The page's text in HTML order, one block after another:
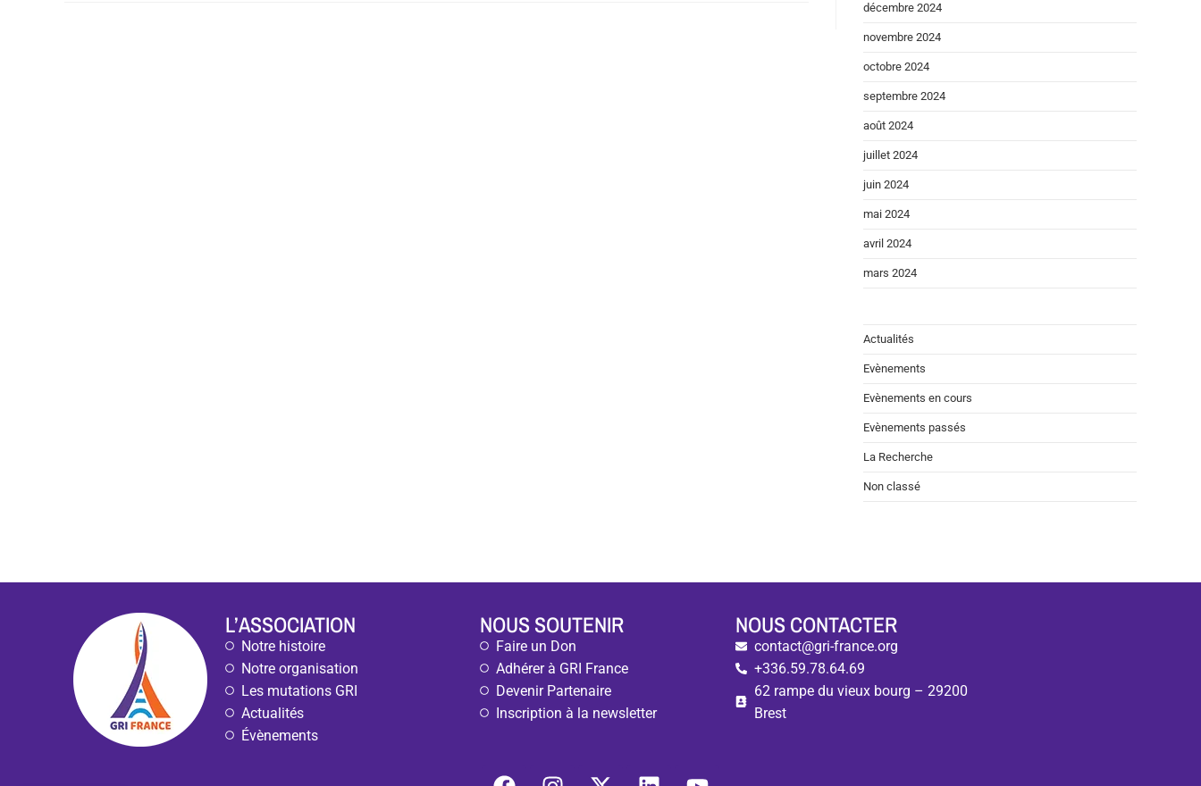
décembre 2024
novembre 2024
octobre 2024
septembre 2024
août 2024
juillet 2024
juin 2024
mai 2024
avril 2024
mars 2024
Actualités
Evènements
Evènements en cours
Evènements passés
La Recherche
Non classé
L’ASSOCIATION
Notre histoire
Notre organisation
Les mutations GRI
Actualités
Évènements
NOUS SOUTENIR
Faire un Don
Adhérer à GRI France
Devenir Partenaire
Inscription à la newsletter
NOUS CONTACTER
contact@gri-france.org
+336.59.78.64.69
62 rampe du vieux bourg – 29200
Brest